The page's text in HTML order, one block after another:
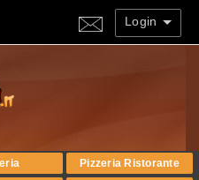
Login
Pizzeria Ristorante